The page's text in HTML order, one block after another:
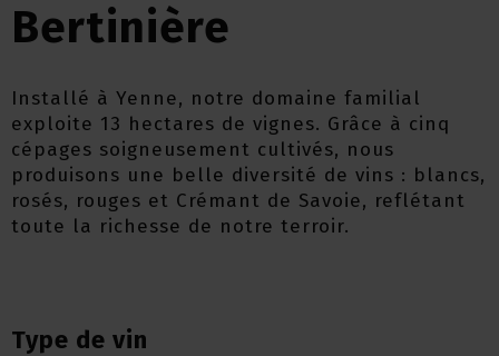
Bertinière
Installé à Yenne, notre domaine familial
exploite 13 hectares de vignes. Grâce à cinq
cépages soigneusement cultivés, nous
produisons une belle diversité de vins : blancs,
rosés, rouges et Crémant de Savoie, reflétant
toute la richesse de notre terroir.
Type de vin